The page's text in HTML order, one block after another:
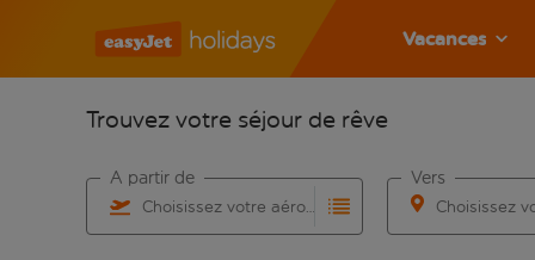
Vacances
Trouvez votre séjour de rêve
Choisissez votre aéroport
À partir de Vers